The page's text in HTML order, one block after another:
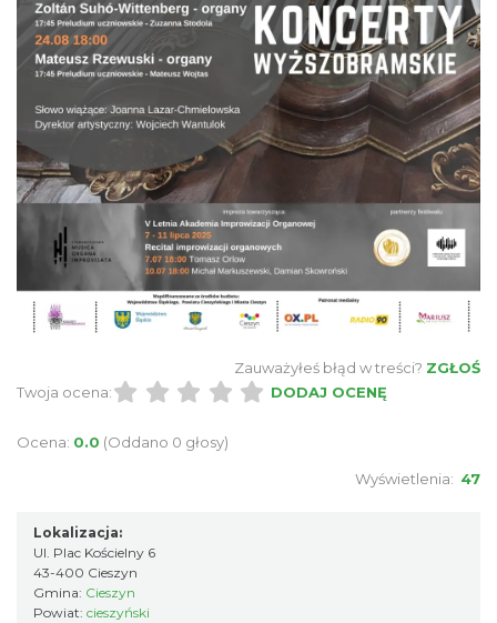
2026-08-16
0.40 km
Cieszyn
Cieszyn
0.40 km
Zauważyłeś błąd w treści? ZGŁOŚ
Twoja ocena:
DODAJ OCENĘ
Ocena: 0.0 (Oddano 0 głosy)
Wyświetlenia: 47
Lokalizacja:
Ul. Plac Kościelny 6
43-400 Cieszyn
Gmina: Cieszyn
Powiat: cieszyński